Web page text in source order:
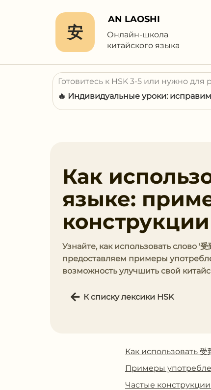
安
AN LAOSHI
Онлайн-школа
китайского языка
Готовитесь к HSK 3-5 или нужно для
🔥 Индивидуальные уроки:
Как
языке:
конструкции
Узнайте, как использовать слово '
предоставляем примеры
возможность улучшить свой
К списку лексики HSK
Как использовать 受
Примеры
Частые конструкции